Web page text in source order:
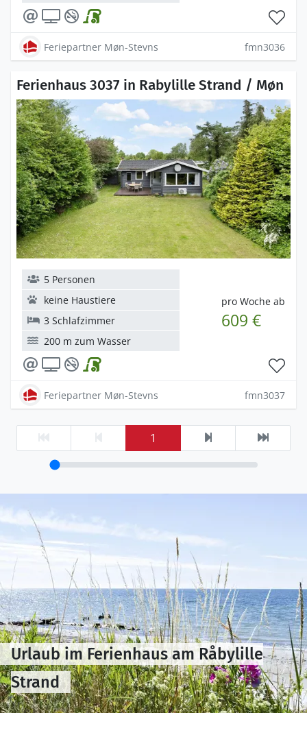
Feriepartner Møn-Stevns fmn3036
Ferienhaus 3037 in Rabylille Strand / Møn
pro Woche ab
609 €
5 Personen
keine Haustiere
3 Schlafzimmer
200 m zum Wasser
Feriepartner Møn-Stevns fmn3037
1
Urlaub im Ferienhaus am Råbylille
Strand